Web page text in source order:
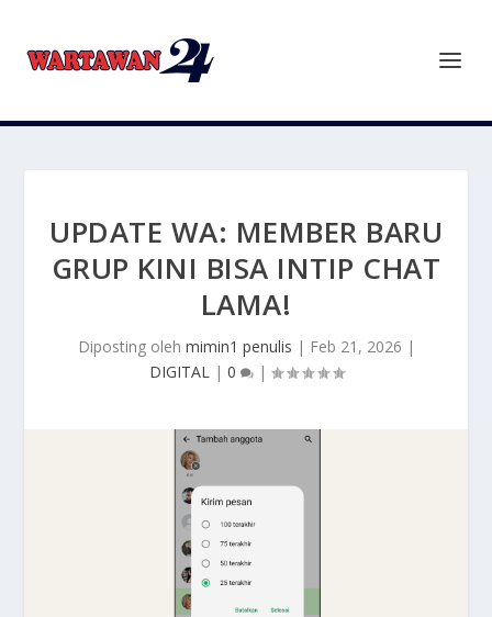
UPDATE WA: MEMBER BARU
GRUP KINI BISA INTIP CHAT
LAMA!
Diposting oleh mimin1 penulis | Feb 21, 2026 |
DIGITAL| 0 |